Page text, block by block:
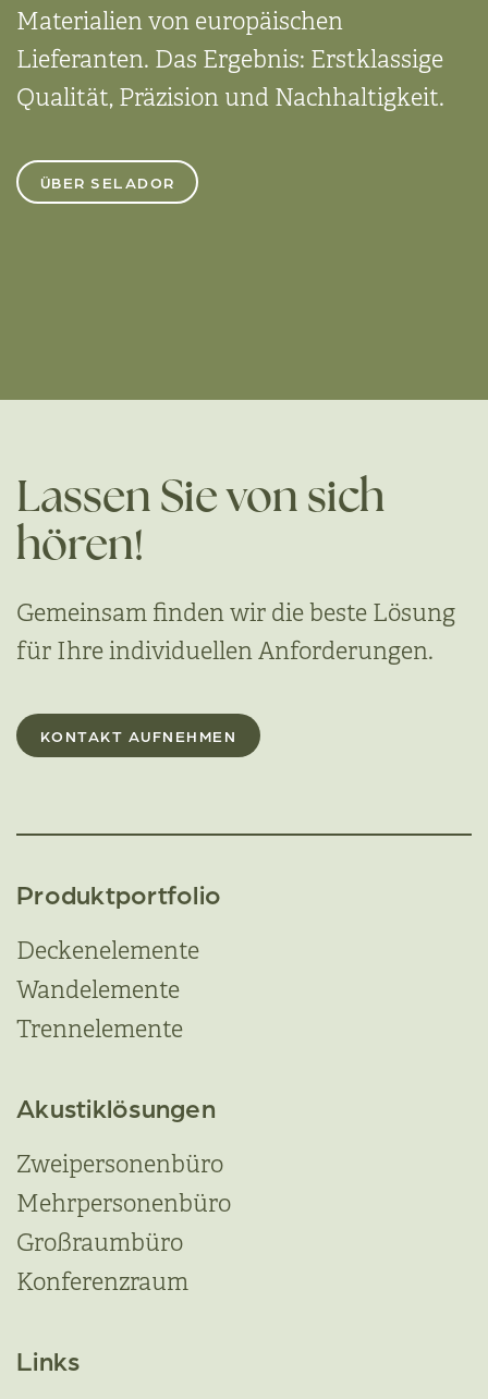
Materialien von euro­päischen
Lieferanten. Das Ergebnis: Erst­klassige
Qualität, Präzision und Nachhaltig­keit.
ÜBER SELADOR
Lassen Sie von sich
hören!
Gemeinsam finden wir die beste Lösung
für Ihre individuellen Anforderungen.
KONTAKT AUFNEHMEN
Produktportfolio
Deckenelemente
Wandelemente
Trennelemente
Akustiklösungen
Zweipersonenbüro
Mehrpersonenbüro
Großraumbüro
Konferenzraum
Links